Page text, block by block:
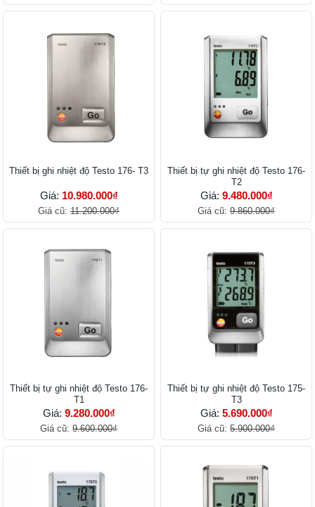
Thiết bị ghi nhiệt độ Testo 176- T3
Giá: 10.980.000₫
Giá cũ: 11.200.000₫
Thiết bị tự ghi nhiệt độ Testo 176-
T2
Giá: 9.480.000₫
Giá cũ: 9.860.000₫
Thiết bị tự ghi nhiệt độ Testo 176-
T1
Giá: 9.280.000₫
Giá cũ: 9.600.000₫
Thiết bị tự ghi nhiệt độ Testo 175-
T3
Giá: 5.690.000₫
Giá cũ: 5.900.000₫